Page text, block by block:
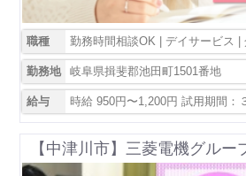
職種 勤務時間相談OK | デイサービス |
勤務地 岐阜県揖斐郡池田町1501番地
給与 時給 950円〜1,200円 試用期間：
【中津川市】三菱電機グルー